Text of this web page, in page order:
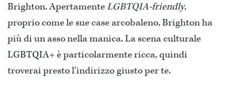
Brighton. ApertamenteLGBTQIA-friendly,
proprio come le sue case arcobaleno, Brighton ha
più di un asso nella manica. La scena culturale
LGBTQIA+ è particolarmente ricca, quindi
troverai presto l'indirizzo giusto per te.